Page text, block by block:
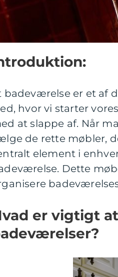
badeværelse er et af
hvor vi starter
at slappe af. Når
de rette møbler,
element i
Dette
er vigtigt